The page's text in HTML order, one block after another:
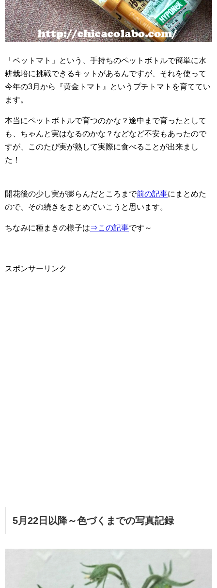
「ペットマト」という、手持ちのペットボトルで簡単に水
耕栽培に挑戦できるキットがあるんですが、それを使って
今年の3月から『黄金トマト』というプチトマトを育ててい
ます。
本当にペットボトルで育つのかな？途中まで育ったとして
も、ちゃんと実はなるのかな？などなど不安もあったので
すが、このたび実が熟して実際に食べることが出来まし
た！
開花後の少し実が膨らんだところまで前の記事にまとめた
ので、その続きをまとめていこうと思います。
ちなみに種まきの様子は⇒この記事です～
スポンサーリンク
5月22日以降～色づくまでの写真記録